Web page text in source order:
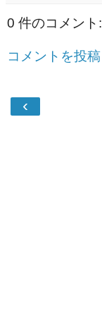
0 件のコメント:
コメントを投稿
‹